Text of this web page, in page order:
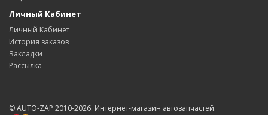
Личный Кабинет
Личный Кабинет
История заказов
Закладки
Рассылка
© AUTO-ZAP 2010-2026. Интернет-магазин автозапчастей.